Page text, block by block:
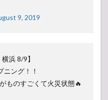
9, 2019
浜 8/9】
ニング！！
ものすごくて火災状態🔥